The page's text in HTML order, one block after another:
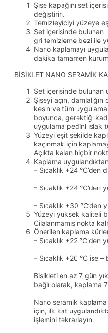
Şişe kapağını set
değiştirin.
Temizleyiciyi yüzeye
Set içerisinde bulunan
gri temizleme bezi ile
Nano kaplamayı
dakika tamamen
BİSİKLET NANO SERAMİK
Set içerisinde bulunan
Şişeyi açın, damlalığın
kesin ve tüm uygulama
boyunca, gerektiği
uygulama pedini ıslak
Yüzeyi eşit şekilde
kaçınmak için
Açıkta kalan hiçbir
Kaplama
– Sıcaklık +24 °C’den
– Sıcaklık +24 °C’den
– Sıcaklık +30
Yüzeyi yüksek kaliteli
Cilalanmamış nokta
Önerilen kaplama
– Sıcaklık +22 °C'den
– Sıcaklık +20 °C ise
Bisikleti en az 7 gün
bağlı olarak, kaplama
Nano seramik
için, ilk kat
işlemini tekrarlayın.